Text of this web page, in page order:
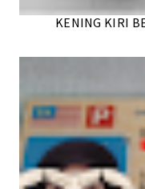
KENING KIRI